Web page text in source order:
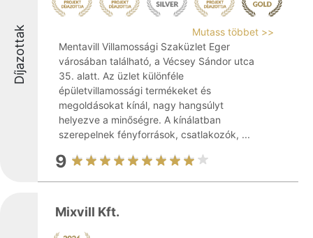
Díjazottak
Mutass többet >>
Mentavill Villamossági Szaküzlet Eger
városában található, a Vécsey Sándor utca
35. alatt. Az üzlet különféle
épületvillamossági termékeket és
megoldásokat kínál, nagy hangsúlyt
helyezve a minőségre. A kínálatban
szerepelnek fényforrások, csatlakozók, ...
9
Mixvill Kft.